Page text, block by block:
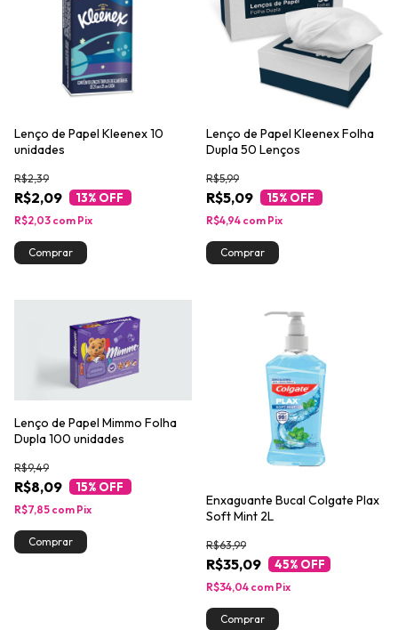
Lenço de Papel Kleenex 10
unidades
R$2,09
R$2,39
13% OFF
R$2,03 com Pix
Lenço de Papel Kleenex Folha
Dupla 50 Lenços
R$5,09
R$5,99
15% OFF
R$4,94 com Pix
Lenço de Papel Mimmo Folha
Dupla 100 unidades
R$8,09
R$9,49
15% OFF
R$7,85 com Pix
Enxaguante Bucal Colgate Plax
Soft Mint 2L
R$35,09
R$63,99
45% OFF
R$34,04 com Pix